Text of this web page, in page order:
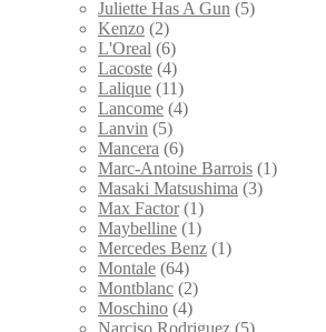
Juliette Has A Gun (5)
Kenzo (2)
L'Oreal (6)
Lacoste (4)
Lalique (11)
Lancome (4)
Lanvin (5)
Mancera (6)
Marc-Antoine Barrois (1)
Masaki Matsushima (3)
Max Factor (1)
Maybelline (1)
Mercedes Benz (1)
Montale (64)
Montblanc (2)
Moschino (4)
Narciso Rodriguez (5)